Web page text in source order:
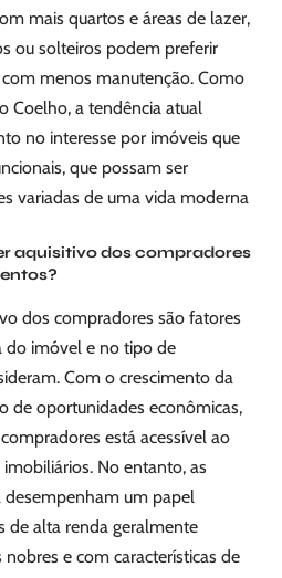
mais quartos e áreas de lazer,
ou solteiros podem preferir
menos manutenção. Como
Coelho, a tendência atual
no interesse por imóveis que
que possam ser
variadas de uma vida moderna
aquisitivo dos compradores
dos compradores são fatores
do imóvel e no tipo de
Com o crescimento da
de oportunidades econômicas,
está acessível ao
No entanto, as
desempenham um papel
de alta renda geralmente
e com características de